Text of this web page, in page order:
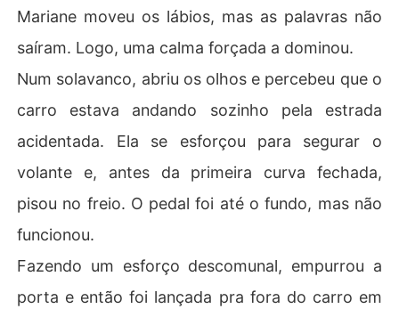
Mariane moveu os lábios, mas as palavras não
saíram. Logo, uma calma forçada a dominou.
Num solavanco, abriu os olhos e percebeu que o
carro estava andando sozinho pela estrada
acidentada. Ela se esforçou para segurar o
volante e, antes da primeira curva fechada,
pisou no freio. O pedal foi até o fundo, mas não
funcionou.
Fazendo um esforço descomunal, empurrou a
porta e então foi lançada pra fora do carro em